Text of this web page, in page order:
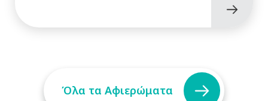
Όλα τα Αφιερώματα